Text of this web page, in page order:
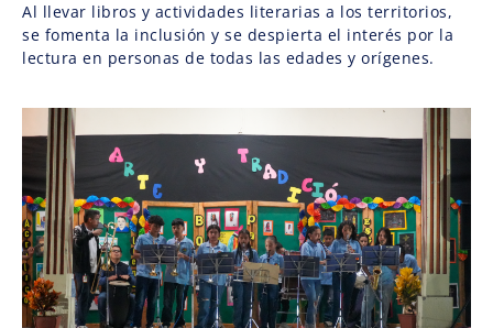
Al llevar libros y actividades literarias a los territorios,
se fomenta la inclusión y se despierta el interés por la
lectura en personas de todas las edades y orígenes.